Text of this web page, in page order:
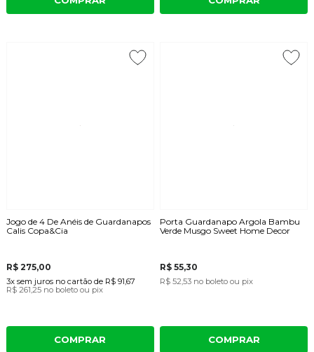
Jogo de 4 De Anéis de Guardanapos
Calis Copa&Cia
R$ 275,00
3x sem juros no cartãode R$ 91,67
R$ 261,25 no boleto ou pix
COMPRAR
Porta Guardanapo Argola Bambu
Verde Musgo Sweet Home Decor
R$ 55,30
R$ 52,53 no boleto ou pix
COMPRAR